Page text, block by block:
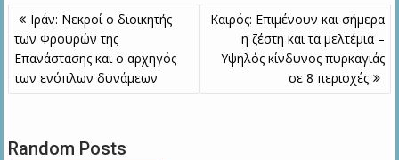
Πλοήγηση
άρθρων
Ιράν: Νεκροί ο διοικητής
των Φρουρών της
Επανάστασης και ο αρχηγός
των ενόπλων δυνάμεων
Καιρός: Επιμένουν και σήμερα
η ζέστη και τα μελτέμια –
Υψηλός κίνδυνος πυρκαγιάς
σε 8 περιοχές
Random Posts